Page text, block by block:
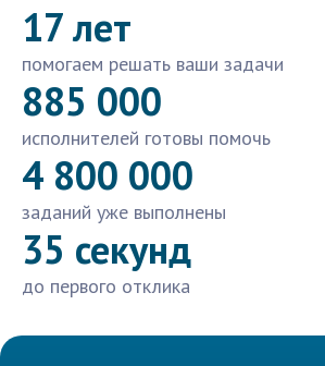
17 лет
помогаем решать ваши задачи
885 000
исполнителей готовы помочь
4 800 000
заданий уже выполнены
35 секунд
до первого отклика